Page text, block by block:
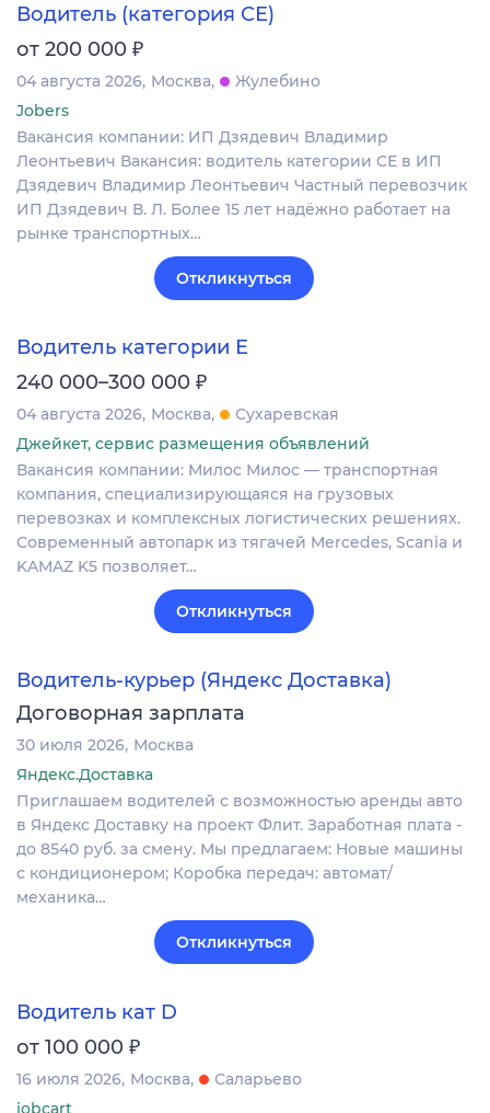
Водитель (категория СЕ)
от 200 000 ₽
04 августа 2026 Москва
Жулебино
Jobers
Вакансия компании: ИП Дзядевич Владимир
Леонтьевич Вакансия: водитель категории СЕ в ИП
Дзядевич Владимир Леонтьевич Частный перевозчик
ИП Дзядевич В. Л. Более 15 лет надёжно работает на
рынке транспортных…
Откликнуться
Водитель категории Е
240 000–300 000 ₽
04 августа 2026 Москва
Сухаревская
Джейкет, сервис размещения объявлений
Вакансия компании: Милос Милос — транспортная
компания, специализирующаяся на грузовых
перевозках и комплексных логистических решениях.
Современный автопарк из тягачей Mercedes, Scania и
KAMAZ K5 позволяет…
Откликнуться
Водитель-курьер (Яндекс Доставка)
Договорная зарплата
30 июля 2026 Москва
Яндекс.Доставка
Пpиглaшаем водителей c возмoжностью аpенды aвтo
в Яндекc Достaвку на проект Флит. Заработная плата -
до 8540 руб. за смену. Мы предлагаем: Новые машины
с кондиционером; Коробка передач: автомат/
механика…
Откликнуться
Водитель кат D
от 100 000 ₽
16 июля 2026 Москва
Саларьево
jobcart